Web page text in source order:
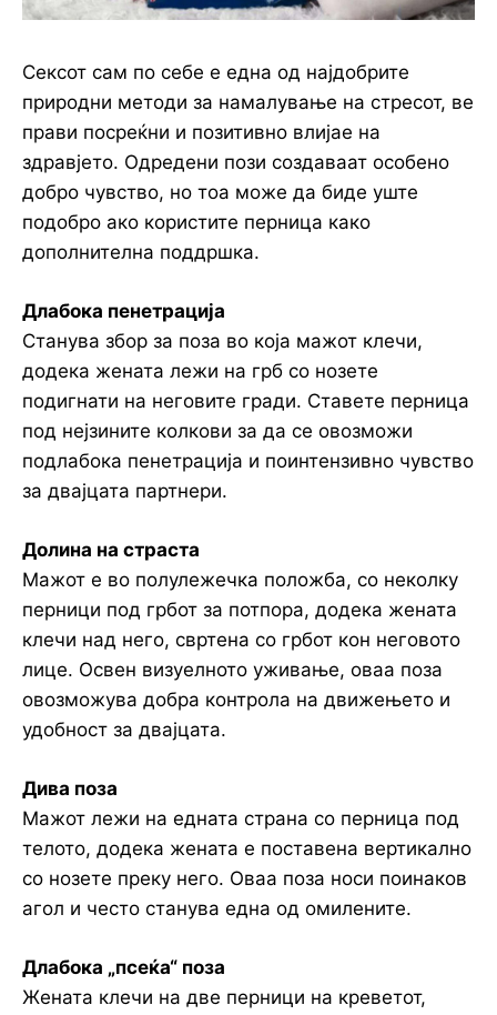
Сексот сам по себе е една од најдобрите
природни методи за намалување на стресот, ве
прави посреќни и позитивно влијае на
здравјето. Одредени пози создаваат особено
добро чувство, но тоа може да биде уште
подобро ако користите перница како
дополнителна поддршка.
Длабока пенетрација
Станува збор за поза во која мажот клечи,
додека жената лежи на грб со нозете
подигнати на неговите гради. Ставете перница
под нејзините колкови за да се овозможи
подлабока пенетрација и поинтензивно чувство
за двајцата партнери.
Долина на страста
Мажот е во полулежечка положба, со неколку
перници под грбот за потпора, додека жената
клечи над него, свртена со грбот кон неговото
лице. Освен визуелното уживање, оваа поза
овозможува добра контрола на движењето и
удобност за двајцата.
Дива поза
Мажот лежи на едната страна со перница под
телото, додека жената е поставена вертикално
со нозете преку него. Оваа поза носи поинаков
агол и често станува една од омилените.
Длабока „псеќа“ поза
Жената клечи на две перници на креветот,